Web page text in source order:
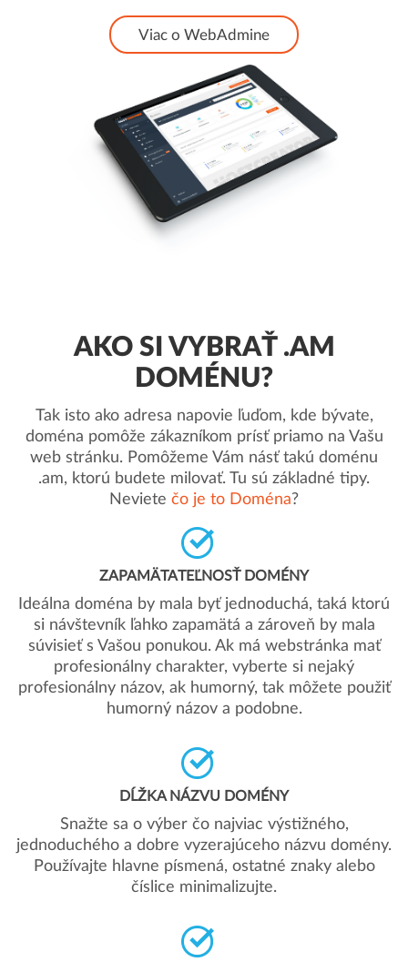
Viac o WebAdmine
AKO SI VYBRAŤ .AM
DOMÉNU?
Tak isto ako adresa napovie ľuďom, kde bývate,
doména pomôže zákazníkom prísť priamo na Vašu
web stránku. Pomôžeme Vám násť takú doménu
.am, ktorú budete milovať. Tu sú základné tipy.
Neviete čo je to Doména?
ZAPAMÄTATEĽNOSŤ DOMÉNY
Ideálna doména by mala byť jednoduchá, taká ktorú
si návštevník ľahko zapamätá a zároveň by mala
súvisieť s Vašou ponukou. Ak má webstránka mať
profesionálny charakter, vyberte si nejaký
profesionálny názov, ak humorný, tak môžete použiť
humorný názov a podobne.
DĹŽKA NÁZVU DOMÉNY
Snažte sa o výber čo najviac výstižného,
jednoduchého a dobre vyzerajúceho názvu domény.
Používajte hlavne písmená, ostatné znaky alebo
číslice minimalizujte.